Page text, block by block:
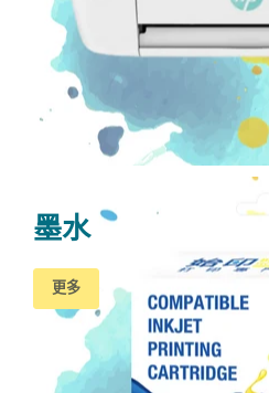
墨水
更多